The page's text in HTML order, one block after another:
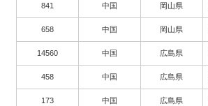
841 中国 岡山県
658 中国 岡山県
14560 中国 広島県
458 中国 広島県
173 中国 広島県